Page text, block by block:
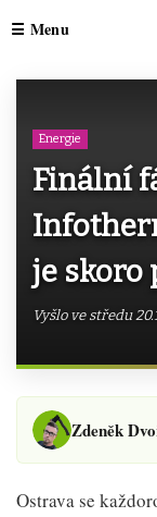
Energie
Finální
je skoro
Vyšlo ve středu
Zdeněk
Ostrava se